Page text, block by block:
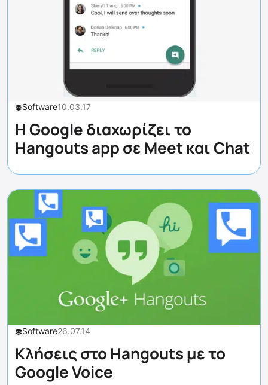
Software10.03.17
H Google διαχωρίζει το
Hangouts app σε Meet και Chat
Software26.07.14
Κλήσεις στο Hangouts με το
Google Voice